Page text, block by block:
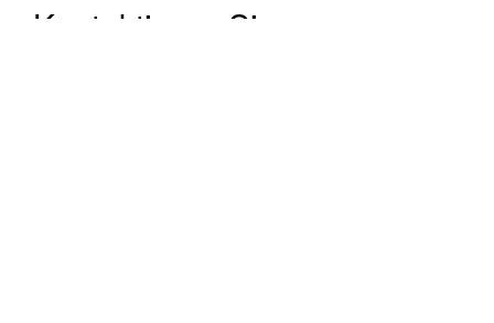
Kontaktieren Sie uns